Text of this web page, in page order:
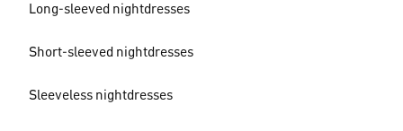
Long-sleeved nightdresses
Short-sleeved nightdresses
Sleeveless nightdresses